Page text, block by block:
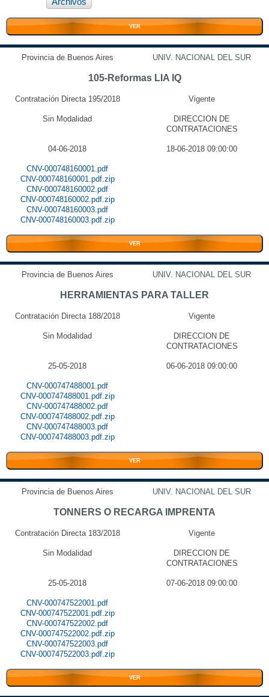
VER
Provincia de Buenos Aires UNIV. NACIONAL DEL SUR
105-Reformas LIA IQ
Contratación Directa 195/2018 Vigente
Sin Modalidad
DIRECCION DE
CONTRATACIONES
04-06-2018 18-06-2018 09:00:00
CNV-000748160001.pdf
CNV-000748160001.pdf.zip
CNV-000748160002.pdf
CNV-000748160002.pdf.zip
CNV-000748160003.pdf
CNV-000748160003.pdf.zip
VER
Provincia de Buenos Aires UNIV. NACIONAL DEL SUR
HERRAMIENTAS PARA TALLER
Contratación Directa 188/2018 Vigente
Sin Modalidad
DIRECCION DE
CONTRATACIONES
25-05-2018 06-06-2018 09:00:00
CNV-000747488001.pdf
CNV-000747488001.pdf.zip
CNV-000747488002.pdf
CNV-000747488002.pdf.zip
CNV-000747488003.pdf
CNV-000747488003.pdf.zip
VER
Provincia de Buenos Aires UNIV. NACIONAL DEL SUR
TONNERS O RECARGA IMPRENTA
Contratación Directa 183/2018 Vigente
Sin Modalidad
DIRECCION DE
CONTRATACIONES
25-05-2018 07-06-2018 09:00:00
CNV-000747522001.pdf
CNV-000747522001.pdf.zip
CNV-000747522002.pdf
CNV-000747522002.pdf.zip
CNV-000747522003.pdf
CNV-000747522003.pdf.zip
VER